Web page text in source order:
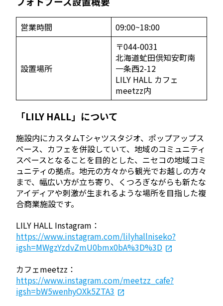
営業時間 09:00~18:00
設置場所
〒044-0031
北海道虻田倶知安町南
一条西2-12
LILY HALL カフェ
meetzz内
「LILY HALL」について
施設内にカスタムTシャツスタジオ、ポップアップス
ペース、カフェを併設していて、地域のコミュニティ
スペースとなることを目的とした、ニセコの地域コミ
ュニティの拠点。地元の方々から観光でお越しの方々
まで、幅広い方が立ち寄り、くつろぎながらも新たな
アイディアや刺激が生まれるような場所を目指した複
合商業施設です。
LILY HALL Instagram：
https://www.instagram.com/lilyhallniseko?
igsh=MWgzYzdvZmU0bmx0bA%3D%3D
カフェmeetzz：
https://www.instagram.com/meetzz_cafe?
igsh=bW5wenhyOXk5ZTA3